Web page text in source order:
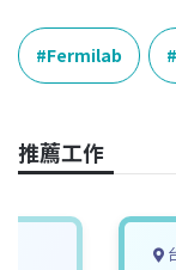
c
e
b
o
k
n
e
Fermilab
推薦工作